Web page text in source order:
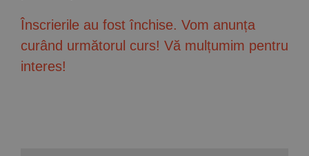
Înscrierile au fost închise. Vom anunța
curând următorul curs! Vă mulțumim pentru
interes!